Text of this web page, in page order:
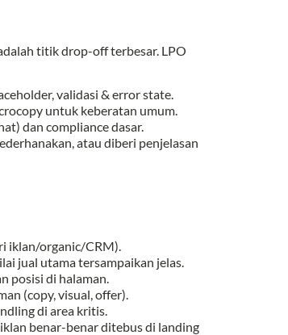
titik drop-off terbesar. LPO
validasi & error state.
untuk keberatan umum.
dan compliance dasar.
atau diberi penjelasan
iklan/organic/CRM).
jual utama tersampaikan jelas.
posisi di halaman.
(copy, visual, offer).
di area kritis.
benar-benar ditebus di landing